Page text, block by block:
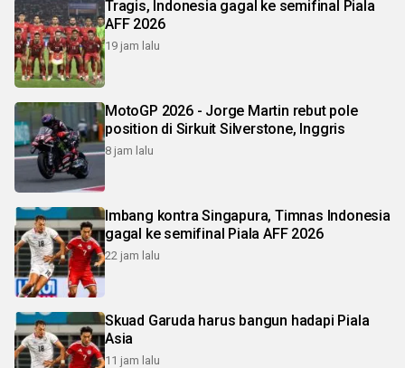
Tragis, Indonesia gagal ke semifinal Piala
AFF 2026
19 jam lalu
MotoGP 2026 - Jorge Martin rebut pole
position di Sirkuit Silverstone, Inggris
8 jam lalu
Imbang kontra Singapura, Timnas Indonesia
gagal ke semifinal Piala AFF 2026
22 jam lalu
Skuad Garuda harus bangun hadapi Piala
Asia
11 jam lalu